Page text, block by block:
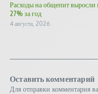
Расходы на общепит выросли
27% за год
4 августа, 2026
Оставить комментарий
Для отправки комментария